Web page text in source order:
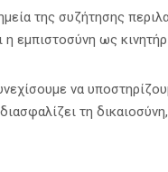
της συζήτησης
εμπιστοσύνη ως
να
τη